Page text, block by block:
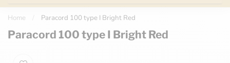
Home Paracord 100 type I Bright Red
Paracord 100 type I Bright Red